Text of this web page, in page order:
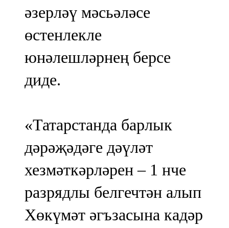
әзерләү мәсьәләсе
өстенлекле
юнәлешләрнең берсе
диде.
«Татарстанда барлык
дәрәҗәдәге дәүләт
хезмәткәрләрен – 1 нче
разрядлы белгечтән алып
Хөкүмәт әгъзасына кадәр